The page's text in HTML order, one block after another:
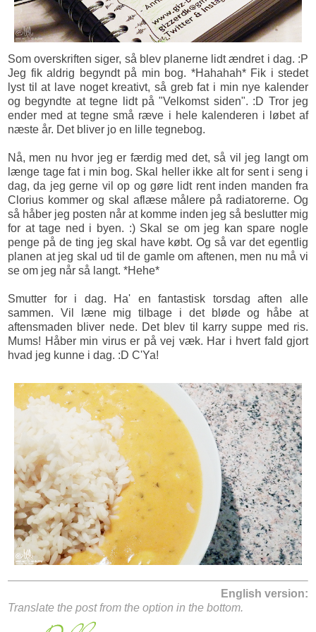
Som overskriften siger, så blev planerne lidt ændret i dag. :P
Jeg fik aldrig begyndt på min bog. *Hahahah* Fik i stedet
lyst til at lave noget kreativt, så greb fat i min nye kalender
og begyndte at tegne lidt på "Velkomst siden". :D Tror jeg
ender med at tegne små ræve i hele kalenderen i løbet af
næste år. Det bliver jo en lille tegnebog.
Nå, men nu hvor jeg er færdig med det, så vil jeg langt om
længe tage fat i min bog. Skal heller ikke alt for sent i seng i
dag, da jeg gerne vil op og gøre lidt rent inden manden fra
Clorius kommer og skal aflæse målere på radiatorerne. Og
så håber jeg posten når at komme inden jeg så beslutter mig
for at tage ned i byen. :) Skal se om jeg kan spare nogle
penge på de ting jeg skal have købt. Og så var det egentlig
planen at jeg skal ud til de gamle om aftenen, men nu må vi
se om jeg når så langt. *Hehe*
Smutter for i dag. Ha' en fantastisk torsdag aften alle
sammen. Vil læne mig tilbage i det bløde og håbe at
aftensmaden bliver nede. Det blev til karry suppe med ris.
Mums! Håber min virus er på vej væk. Har i hvert fald gjort
hvad jeg kunne i dag. :D C'Ya!
English version:
Translate the post from the option in the bottom.